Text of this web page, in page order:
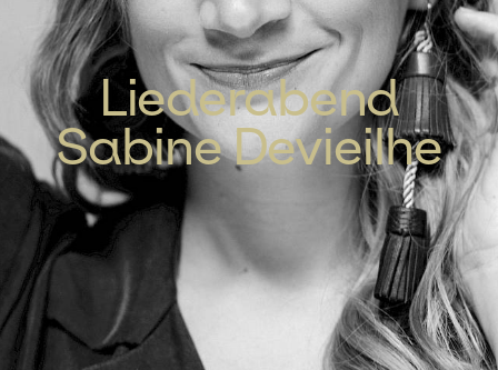
Liederabend
Sabine Devieilhe